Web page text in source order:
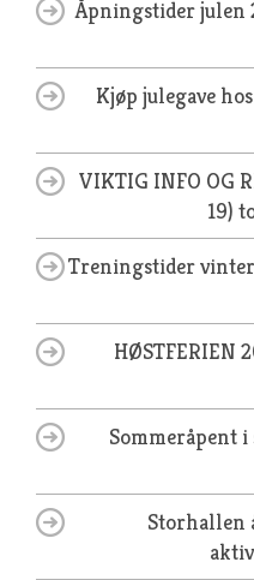
Åpningstider julen
Kjøp julegave hos
VIKTIG INFO OG
19)
Treningstider
HØSTFERIEN
Sommeråpent
Storhallen